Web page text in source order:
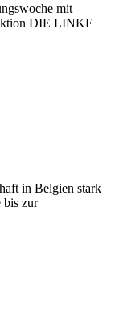
mit
DIE LINKE
in Belgien stark
bis zur